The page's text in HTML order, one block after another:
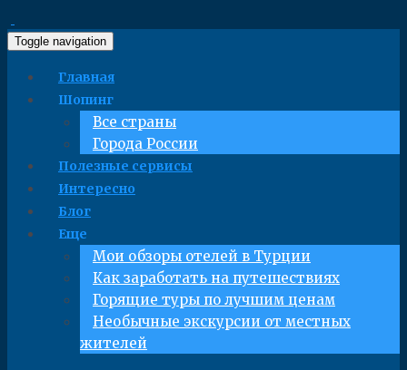
Toggle navigation
Главная
Шопинг
Все страны
Города России
Полезные сервисы
Интересно
Блог
Еще
Мои обзоры отелей в Турции
Как заработать на путешествиях
Горящие туры по лучшим ценам
Необычные экскурсии от местных
жителей